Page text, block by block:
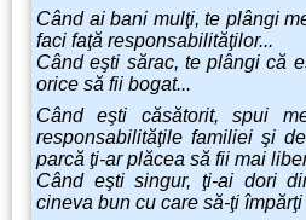
Când ai bani mulţi, te plângi
faci faţă responsabilităţilor...
Când eşti sărac, te plângi că
orice să fii bogat...
Când eşti căsătorit, spui
responsabilităţile familiei şi
parcă ţi-ar plăcea să fii mai
Când eşti singur, ţi-ai dori
cineva bun cu care să-ţi împărţi